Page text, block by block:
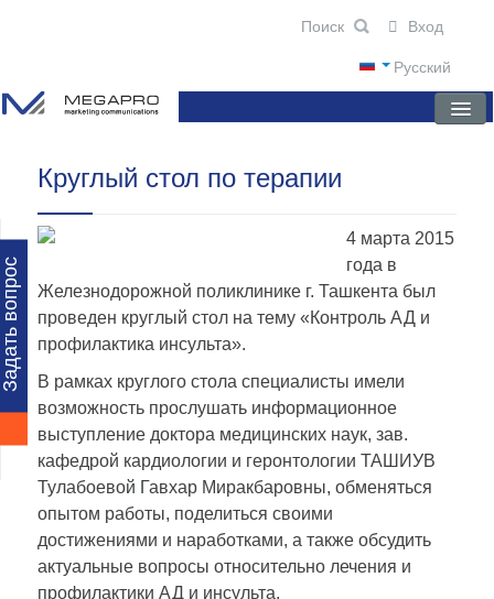
вопрос
Русский
Вход
ГЛАВНАЯ
О КОМПАНИИ
НАУЧНЫЕ ПУБЛИКАЦИИ
ПАРТНЕРЫ
Круглый стол по терапии
4 марта 2015
года в
Железнодорожной поликлинике г. Ташкента был
проведен круглый стол на тему «Контроль АД и
профилактика инсульта».
В рамках круглого стола специалисты имели
возможность прослушать информационное
выступление доктора медицинских наук, зав.
кафедрой кардиологии и геронтологии ТАШИУВ
Тулабоевой Гавхар Миракбаровны, обменяться
опытом работы, поделиться своими
достижениями и наработками, а также обсудить
актуальные вопросы относительно лечения и
профилактики АД и инсульта.